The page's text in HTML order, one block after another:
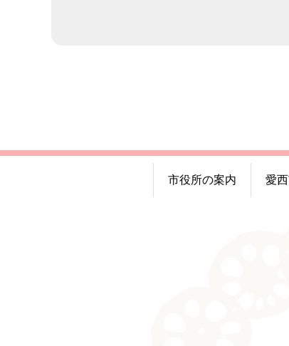
市役所の案内 愛